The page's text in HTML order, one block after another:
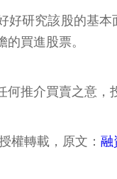
好研究該股的基
買進股票。
推介買賣之意，
權轉載，原文： 融